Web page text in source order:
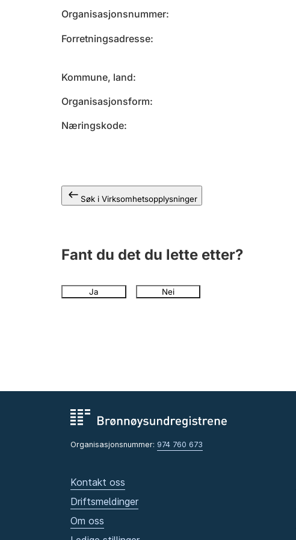
Organisasjonsnummer
Forretningsadresse
Kommune, land
Organisasjonsform
Næringskode
Søk i Virksomhetsopplysninger
Fant du det du lette etter?
Ja Nei
Organisasjonsnummer: 974 760 673
Kontakt oss
Driftsmeldinger
Om oss